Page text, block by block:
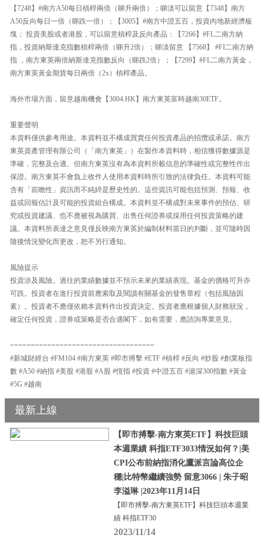
【7248】#南方A50每日槓桿兩倍（睇升兩倍）；睇淡可以留意【7348】南方
A50反向每日一倍（睇跌一倍）；【3005】#南方中證五百，投資內地新經濟板
塊； 投資美股或者港股，可以留意槓桿及反向產品：【7266】#FL二南方納
指，投資納斯達克指數槓桿兩倍（睇升2倍）；睇淡留意 【7568】 #FI二南方納
指 ，南方東英兩倍納斯達克指數反向（睇跌2倍）；【7299】#FL二南方黃金，
南方東英黃金期貨每日兩倍（2x）槓桿產品。
海外市場方面，留意越南機會【3004.HK】南方東英富時越南30ETF。
重要聲明
本資料僅供參考用途。本資料並不構成買賣任何投資產品的招攬或承諾。南方
東英資產管理有限公司（「南方東英」）在製作本資料時，相信獲得數據源是
準確，完整及合適。但南方東英沒有為本資料所載信息的準確性或完整性作出
保證。南方東英不會負上收件人使用本資料時所引致的法律負任。本資料可能
含有「前瞻性」資訊而不純綷是歷史性的。這些資訊可能包括預測、預報、收
益或回報估計及可能的投資組合構成。本資料並不構成對未來事件的預估、研
究或投資建議、也不應被視為購買、出售任何證券或採用任何投資策略的建
議。本資料所表達之意見僅反映南方東英於編制材料當日的判斷，並可隨時因
隨後情況變化而更改，恕不另行通知。
風險提示
投資涉及風險。過往的業績數據並不預示未來的業績表現。基金的價格可升亦
可跌。投資者在進行投資前應索取及閱讀有關基金的發售章程（包括風險因
素）。投資者不應僅依賴本資料作出投資決定。投資者應根據個人財務狀況，
確定任何投資，證券或策略是否合適閣下，如有需要，應諮詢專業意見。
===================================
#新城財經台 #FM104 #南方東英 #即市搏擊 #ETF #槓桿 #反向 #炒股 #創業板指
數 #A50 #納指 #美股 #港股 #A股 #恆指 #投資 #中證五百 #滬深300指數 #黃金
#5G #越南
最新上線
【即市搏擊-南方東英ETF】科技巨頭
本週業績 科指ETF3033情況如何？|美
CPI公布前納指消化鷹派言論高位企
穩|比特幣繼續強勢 留意3066 | 朱子昭
李溢琳 |2023年11月14日
【即市搏擊-南方東英ETF】科技巨頭本週業
績 科指ETF30
2023/11/14